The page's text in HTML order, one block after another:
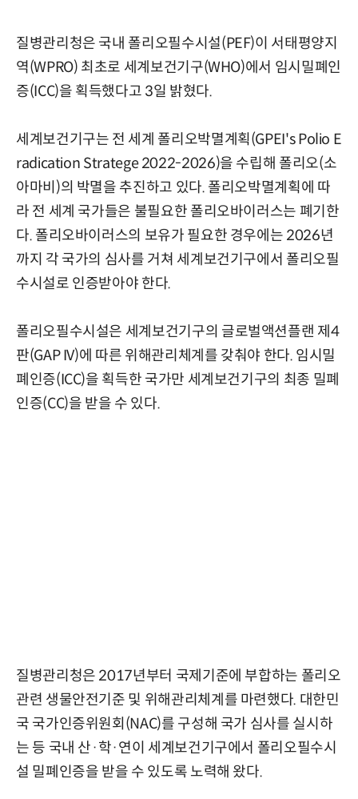
질병관리청은 국내 폴리오필수시설(PEF)이 서태평양지
역(WPRO) 최초로 세계보건기구(WHO)에서 임시밀폐인
증(ICC)을 획득했다고 3일 밝혔다.
세계보건기구는 전 세계 폴리오박멸계획(GPEI's Polio E
radication Stratege 2022-2026)을 수립해 폴리오(소
아마비)의 박멸을 추진하고 있다. 폴리오박멸계획에 따
라 전 세계 국가들은 불필요한 폴리오바이러스는 폐기한
다. 폴리오바이러스의 보유가 필요한 경우에는 2026년
까지 각 국가의 심사를 거쳐 세계보건기구에서 폴리오필
수시설로 인증받아야 한다.
폴리오필수시설은 세계보건기구의 글로벌액션플랜 제4
판(GAP IV)에 따른 위해관리체계를 갖춰야 한다. 임시밀
폐인증(ICC)을 획득한 국가만 세계보건기구의 최종 밀폐
인증(CC)을 받을 수 있다.
질병관리청은 2017년부터 국제기준에 부합하는 폴리오
관련 생물안전기준 및 위해관리체계를 마련했다. 대한민
국 국가인증위원회(NAC)를 구성해 국가 심사를 실시하
는 등 국내 산·학·연이 세계보건기구에서 폴리오필수시
설 밀폐인증을 받을 수 있도록 노력해 왔다.